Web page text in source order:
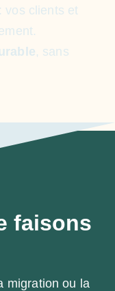
: vos clients et
, sans
faisons
migration ou la